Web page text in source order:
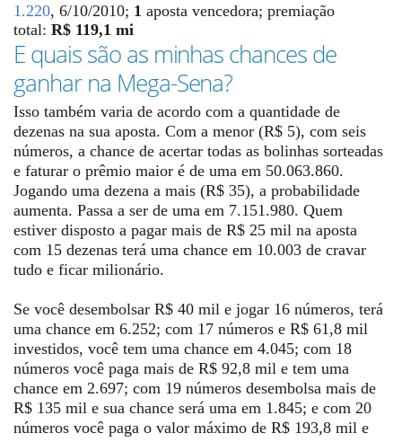
1.220, 6/10/2010; 1 aposta vencedora; premiação
total: R$ 119,1 mi
E quais são as minhas chances de
ganhar na Mega-Sena?
Isso também varia de acordo com a quantidade de
dezenas na sua aposta. Com a menor (R$ 5), com seis
números, a chance de acertar todas as bolinhas sorteadas
e faturar o prêmio maior é de uma em 50.063.860.
Jogando uma dezena a mais (R$ 35), a probabilidade
aumenta. Passa a ser de uma em 7.151.980. Quem
estiver disposto a pagar mais de R$ 25 mil na aposta
com 15 dezenas terá uma chance em 10.003 de cravar
tudo e ficar milionário.
Se você desembolsar R$ 40 mil e jogar 16 números, terá
uma chance em 6.252; com 17 números e R$ 61,8 mil
investidos, você tem uma chance em 4.045; com 18
números você paga mais de R$ 92,8 mil e tem uma
chance em 2.697; com 19 números desembolsa mais de
R$ 135 mil e sua chance será uma em 1.845; e com 20
números você paga o valor máximo de R$ 193,8 mil e